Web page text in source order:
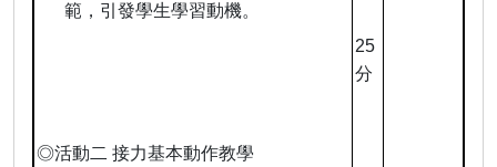
範，引發學生學習動機。
◎活動二 接力基本動作教學
25
分